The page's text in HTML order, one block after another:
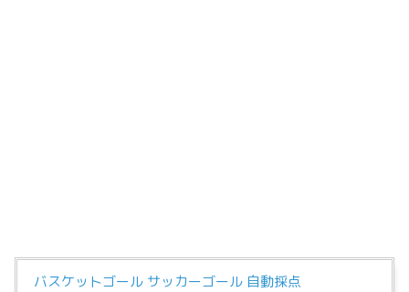
バスケットゴール サッカーゴール 自動採点